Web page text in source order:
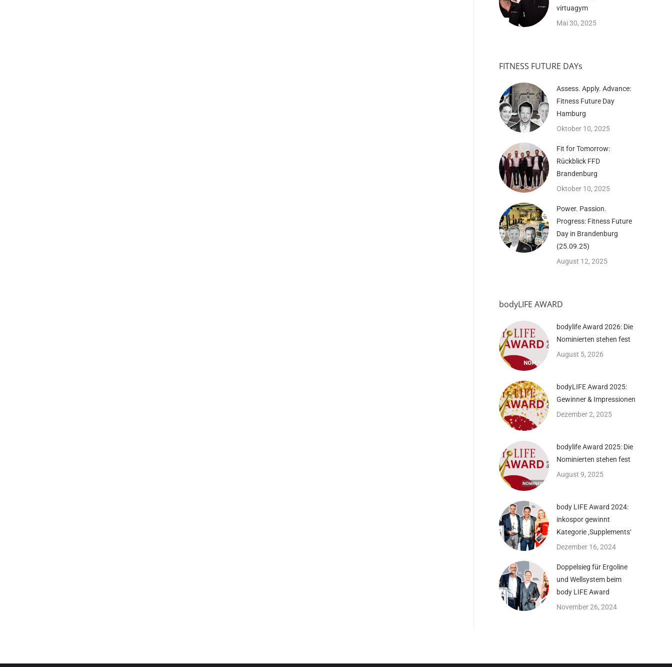
virtuagym
Mai 30, 2025
FITNESS FUTURE DAYs
Assess. Apply. Advance:
Fitness Future Day
Hamburg
Oktober 10, 2025
Fit for Tomorrow:
Rückblick FFD
Brandenburg
Oktober 10, 2025
Power. Passion.
Progress: Fitness Future
Day in Brandenburg
(25.09.25)
August 12, 2025
bodyLIFE AWARD
bodylife Award 2026: Die
Nominierten stehen fest
August 5, 2026
bodyLIFE Award 2025:
Gewinner & Impressionen
Dezember 2, 2025
bodylife Award 2025: Die
Nominierten stehen fest
August 9, 2025
body LIFE Award 2024:
inkospor gewinnt
Kategorie ‚Supplements‘
Dezember 16, 2024
Doppelsieg für Ergoline
und Wellsystem beim
body LIFE Award
November 26, 2024